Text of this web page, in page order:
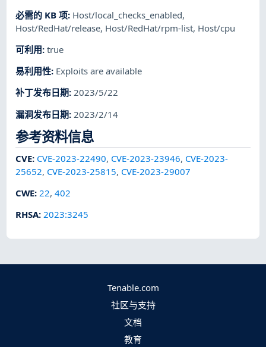
必需的 KB 项: Host/local_checks_enabled,
Host/RedHat/release, Host/RedHat/rpm-list, Host/cpu
可利用:true
易利用性: Exploits are available
补丁发布日期:2023/5/22
漏洞发布日期: 2023/2/14
参考资料信息
CVE: CVE-2023-22490, CVE-2023-23946, CVE-2023-
25652, CVE-2023-25815, CVE-2023-29007
CWE: 22,402
RHSA:2023:3245
Tenable.com
社区与支持
文档
教育